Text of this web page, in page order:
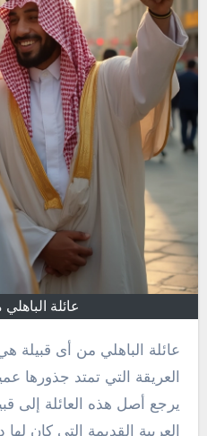
عائلة
عائلة الباهلي من أى قبيلة هي إحدى العائلات السعودية
العريقة التي تمتد جذورها
يرجع أصل هذه العائلة إلى
العربية القديمة التي كان